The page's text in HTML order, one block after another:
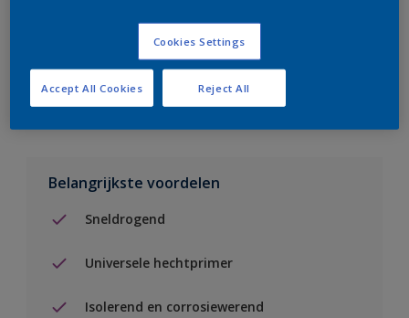
Voeg toe aan project
Zie kleur in de Sikkens Visualizer App
Belangrijkste voordelen
Sneldrogend
Universele hechtprimer
Isolerend en corrosiewerend
Cookies Settings
Reject All
Accept All Cookies